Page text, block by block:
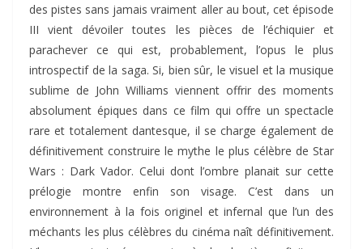
des pistes sans jamais vraiment aller au bout, cet épisode
III vient dévoiler toutes les pièces de l’échiquier et
parachever ce qui est, probablement, l’opus le plus
introspectif de la saga. Si, bien sûr, le visuel et la musique
sublime de John Williams viennent offrir des moments
absolument épiques dans ce film qui offre un spectacle
rare et totalement dantesque, il se charge également de
définitivement construire le mythe le plus célèbre de Star
Wars : Dark Vador. Celui dont l’ombre planait sur cette
prélogie montre enfin son visage. C’est dans un
environnement à la fois originel et infernal que l’un des
méchants les plus célèbres du cinéma naît définitivement.